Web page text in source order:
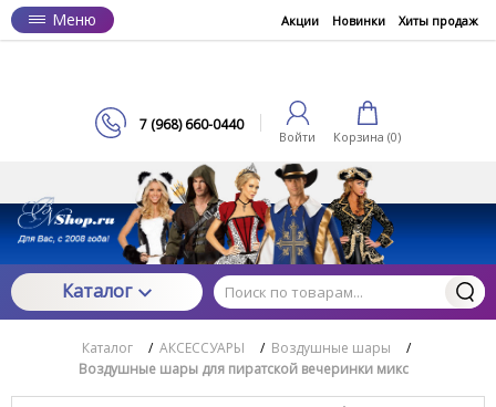
Меню Акции Новинки Хиты продаж
7 (968) 660-0440
Войти Корзина (0)
Каталог
Каталог / АКСЕССУАРЫ / Воздушные шары
/
Воздушные шары для пиратской вечеринки микс